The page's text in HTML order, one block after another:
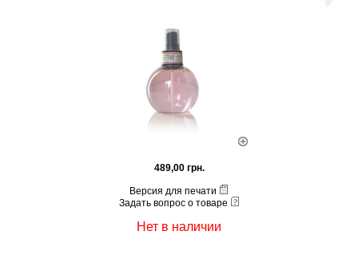
489,00 грн.
Версия для печати
Задать вопрос о товаре
Нет в наличии